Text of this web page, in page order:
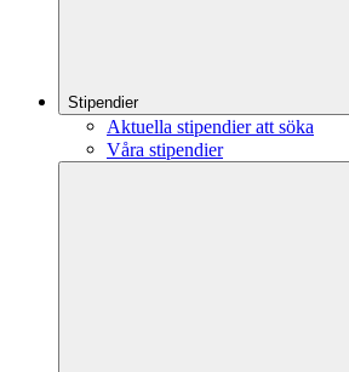
Stipendier
Aktuella stipendier att söka
Våra stipendier